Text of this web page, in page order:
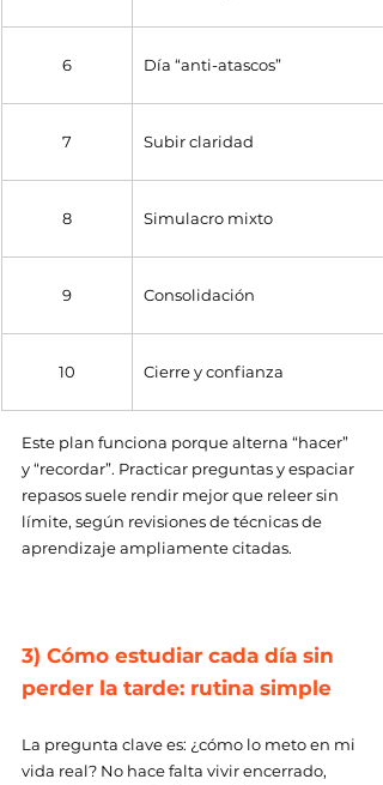
6 Día “anti-atascos”
7 Subir claridad
8 Simulacro mixto
9 Consolidación
10 Cierre y confianza
Este plan funciona porque alterna “hacer”
y “recordar”. Practicar preguntas y espaciar
repasos suele rendir mejor que releer sin
límite, según revisiones de técnicas de
aprendizaje ampliamente citadas.
3) Cómo estudiar cada día sin
perder la tarde: rutina simple
La pregunta clave es: ¿cómo lo meto en mi
vida real? No hace falta vivir encerrado,